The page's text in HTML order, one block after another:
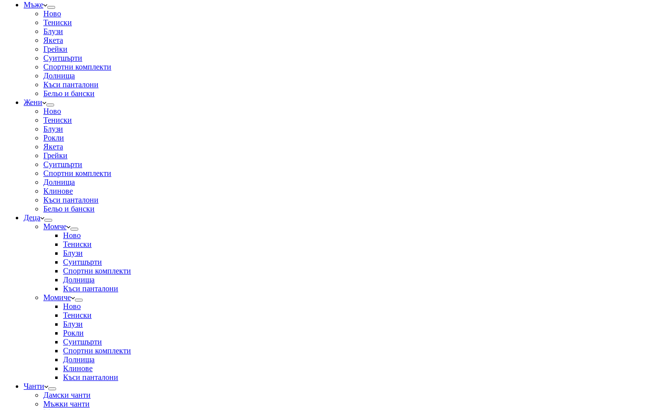
Мъже
Ново
Тениски
Блузи
Якета
Грейки
Суитшърти
Спортни комплекти
Долнища
Къси панталони
Бельо и бански
Жени
Ново
Тениски
Блузи
Рокли
Якета
Грейки
Суитшърти
Спортни комплекти
Долнища
Клинове
Къси панталони
Бельо и бански
Деца
Момче
Ново
Тениски
Блузи
Суитшърти
Спортни комплекти
Долнища
Къси панталони
Момиче
Ново
Тениски
Блузи
Рокли
Суитшърти
Спортни комплекти
Долнища
Клинове
Къси панталони
Чанти
Дамски чанти
Мъжки чанти